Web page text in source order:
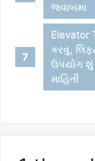
જવાબમા
Elevator
કરવુ,
ઉપયોગ શું
માહિતી